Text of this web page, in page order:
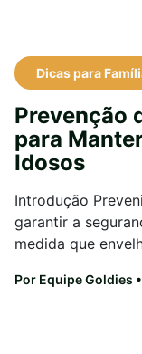
Dicas para
Prevenção
para
Idosos
Introdução
garantir a
medida que
Por Equipe Goldies